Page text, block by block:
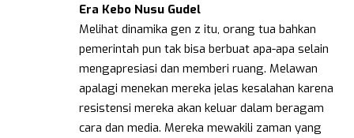
Era Kebo Nusu Gudel
Melihat dinamika gen z itu, orang tua bahkan
pemerintah pun tak bisa berbuat apa-apa selain
mengapresiasi dan memberi ruang. Melawan
apalagi menekan mereka jelas kesalahan karena
resistensi mereka akan keluar dalam beragam
cara dan media. Mereka mewakili zaman yang